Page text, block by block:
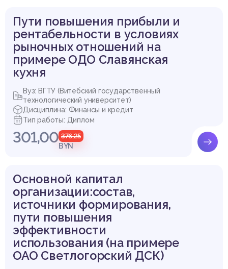
Выдержка из работы
Пути повышения прибыли и
рентабельности в условиях
рыночных отношений на
примере ОДО Славянская
кухня
Вуз: ВГТУ (Витебский государственный
технологический университет)
Дисциплина: Финансы и кредит
Тип работы: Диплом
301,00 376,25
BYN
Основной капитал
организации:состав,
источники формирования,
пути повышения
эффективности
использования (на примере
ОАО Светлогорский ДСК)